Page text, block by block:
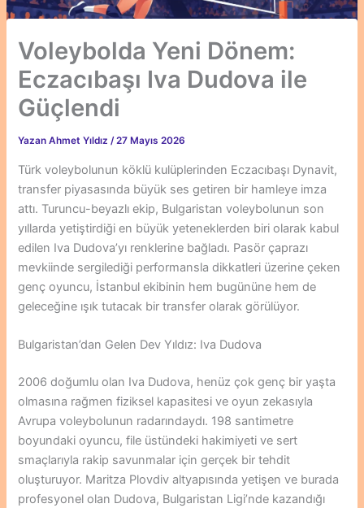
Voleybolda Yeni Dönem:
Eczacıbaşı Iva Dudova ile
Güçlendi
Yazan Ahmet Yıldız/27 Mayıs 2026
Türk voleybolunun köklü kulüplerinden Eczacıbaşı Dynavit,
transfer piyasasında büyük ses getiren bir hamleye imza
attı. Turuncu-beyazlı ekip, Bulgaristan voleybolunun son
yıllarda yetiştirdiği en büyük yeteneklerden biri olarak kabul
edilen Iva Dudova’yı renklerine bağladı. Pasör çaprazı
mevkiinde sergilediği performansla dikkatleri üzerine çeken
genç oyuncu, İstanbul ekibinin hem bugününe hem de
geleceğine ışık tutacak bir transfer olarak görülüyor.
Bulgaristan’dan Gelen Dev Yıldız: Iva Dudova
2006 doğumlu olan Iva Dudova, henüz çok genç bir yaşta
olmasına rağmen fiziksel kapasitesi ve oyun zekasıyla
Avrupa voleybolunun radarındaydı. 198 santimetre
boyundaki oyuncu, file üstündeki hakimiyeti ve sert
smaçlarıyla rakip savunmalar için gerçek bir tehdit
oluşturuyor. Maritza Plovdiv altyapısında yetişen ve burada
profesyonel olan Dudova, Bulgaristan Ligi’nde kazandığı